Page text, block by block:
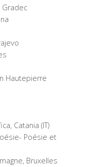
Gradec
Hautepierre
Catania (IT)
Poésie et
Bruxelles